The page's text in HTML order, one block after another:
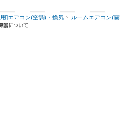
]エアコン(空調)・換気 ルームエアコン(